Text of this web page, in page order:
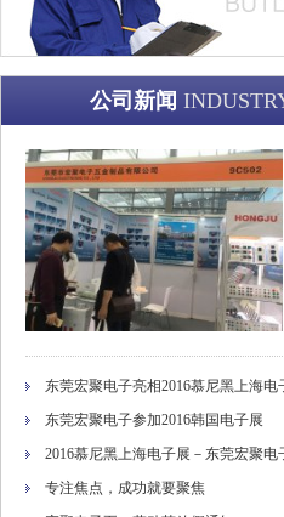
公司新闻
东莞宏聚电子亮相2016慕尼黑上海电
东莞宏聚电子参加2016韩国电子展
2016慕尼黑上海电子展－东莞宏聚电
专注焦点，成功就要聚焦